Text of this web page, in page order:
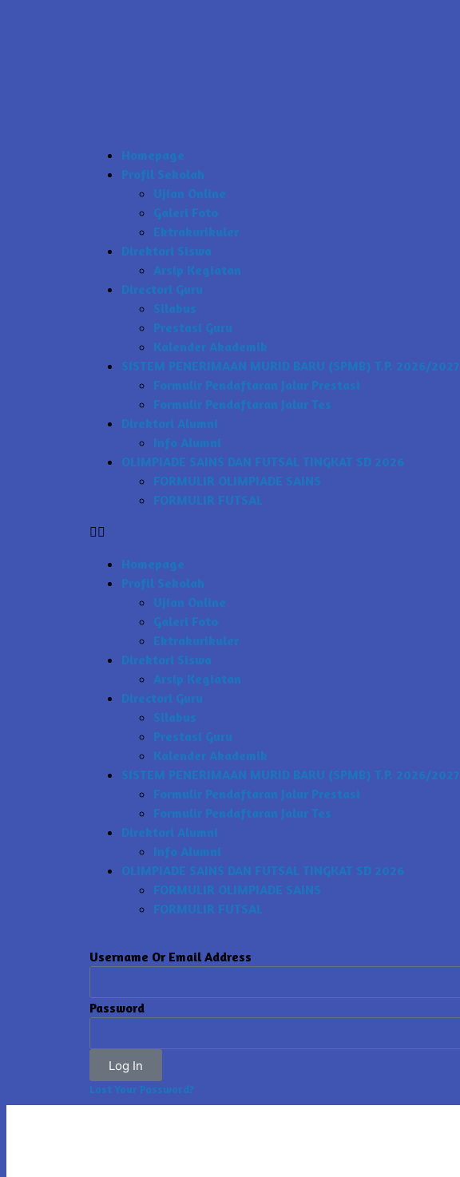
Homepage
Profil Sekolah
Ujian Online
Galeri Foto
Ektrakurikuler
Direktori Siswa
Arsip Kegiatan
Directori Guru
Silabus
Prestasi Guru
Kalender Akademik
SISTEM PENERIMAAN MURID BARU (SPMB) T.P. 2026/2027
Formulir Pendaftaran Jalur Prestasi
Formulir Pendaftaran Jalur Tes
Direktori Alumni
Info Alumni
OLIMPIADE SAINS DAN FUTSAL TINGKAT SD 2026
FORMULIR OLIMPIADE SAINS
FORMULIR FUTSAL
Homepage
Profil Sekolah
Ujian Online
Galeri Foto
Ektrakurikuler
Direktori Siswa
Arsip Kegiatan
Directori Guru
Silabus
Prestasi Guru
Kalender Akademik
SISTEM PENERIMAAN MURID BARU (SPMB) T.P. 2026/2027
Formulir Pendaftaran Jalur Prestasi
Formulir Pendaftaran Jalur Tes
Direktori Alumni
Info Alumni
OLIMPIADE SAINS DAN FUTSAL TINGKAT SD 2026
FORMULIR OLIMPIADE SAINS
FORMULIR FUTSAL
Username Or Email Address
Password
Log In
Lost Your Password?